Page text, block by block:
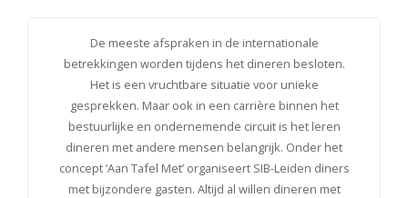
De meeste afspraken in de internationale
betrekkingen worden tijdens het dineren besloten.
Het is een vruchtbare situatie voor unieke
gesprekken. Maar ook in een carrière binnen het
bestuurlijke en ondernemende circuit is het leren
dineren met andere mensen belangrijk. Onder het
concept ‘Aan Tafel Met’ organiseert SIB-Leiden diners
met bijzondere gasten. Altijd al willen dineren met